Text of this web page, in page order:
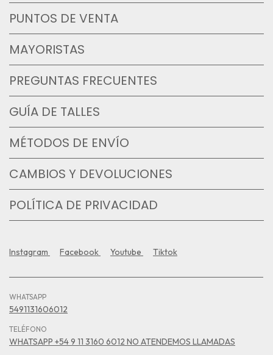
PUNTOS DE VENTA
MAYORISTAS
PREGUNTAS FRECUENTES
GUÍA DE TALLES
MÉTODOS DE ENVÍO
CAMBIOS Y DEVOLUCIONES
POLÍTICA DE PRIVACIDAD
Instagram Facebook Youtube Tiktok
WHATSAPP
5491131606012
TELÉFONO
WHATSAPP +54 9 11 3160 6012 NO ATENDEMOS LLAMADAS